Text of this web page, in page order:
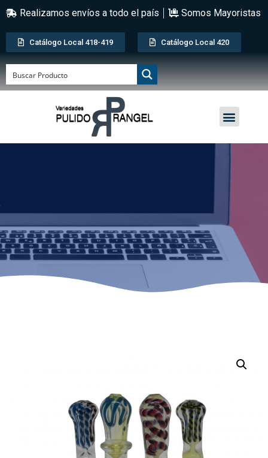
Realizamos envíos a todo el país Somos Mayoristas
Catálogo Local 418-419 Catálogo Local 420